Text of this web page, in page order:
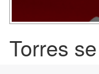
Torres